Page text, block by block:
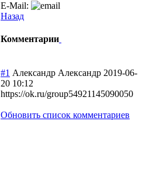
E-Mail:
Назад
Комментарии
#1 Александр Александр 2019-06-
20 10:12
https://ok.ru/group54921145090050
Обновить список комментариев